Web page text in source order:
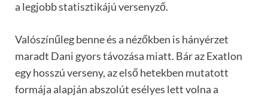
a legjobb statisztikájú versenyző.
Valószínűleg benne és a nézőkben is hányérzet
maradt Dani gyors távozása miatt. Bár az Exatlon
egy hosszú verseny, az első hetekben mutatott
formája alapján abszolút esélyes lett volna a